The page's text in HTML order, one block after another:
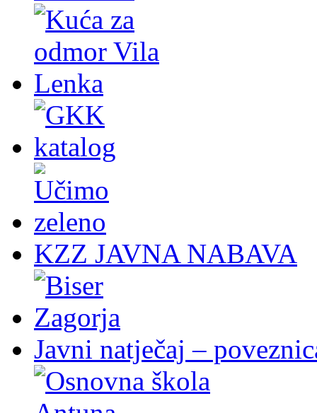
KZZ JAVNA NABAVA
Javni natječaj –